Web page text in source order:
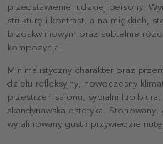
przedstawienie ludzkiej persony.
strukturę i kontrast, a na miękkich,
brzoskwiniowym oraz subtelnie
kompozycja.
Minimalistyczny charakter oraz
dziełu refleksyjny, nowoczesny
przestrzeń salonu, sypialni lub
skandynawska estetyka.
wyrafinowany gust i przywiedzie